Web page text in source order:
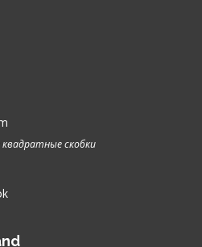
скобки